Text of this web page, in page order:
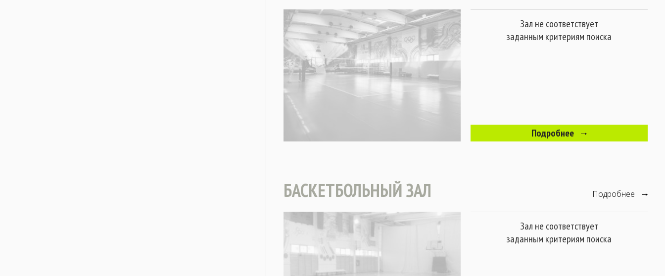
Зал не соответствует
заданным критериям поиска
Подробнее
Подробнее
БАСКЕТБОЛЬНЫЙ ЗАЛ
Зал не соответствует
заданным критериям поиска